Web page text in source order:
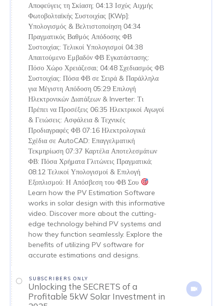
Αποφεύγεις τη Σκίαση; 04:13 Ισχύς Αιχμής
Φωτοβολταϊκής Συστοιχίας [KWp]:
Υπολογισμός & Βελτιστοποίηση 04:34
Πραγματικός Βαθμός Απόδοσης ΦΒ
Συστοιχίας: Τελικοί Υπολογισμοί 04:38
Απαιτούμενο Εμβαδόν ΦΒ Εγκατάστασης:
Πόσο Χώρο Χρειάζεσαι; 04:48 Σχεδιασμός ΦΒ
Συστοιχίας: Πόσα ΦΒ σε Σειρά & Παράλληλα
για Μέγιστη Απόδοση 05:29 Επιλογή
Ηλεκτρονικών Διατάξεων & Inverter: Τι
Πρέπει να Προσέξεις 06:35 Ηλεκτρικοί Αγωγοί
& Γειώσεις: Ασφάλεια & Τεχνικές
Προδιαγραφές ΦΒ 07:16 Ηλεκτρολογικά
Σχέδια σε AutoCAD: Επαγγελματική
Τεκμηρίωση 07:37 Καρτέλα Αποτελεσμάτων
ΦΒ: Πόσα Χρήματα Γλιτώνεις Πραγματικά;
08:12 Τελικοί Υπολογισμοί & Επιλογή
Εξοπλισμού: Η Απόσβεση του ΦΒ Σου
Learn how the PV Estimation Software
works in solar design with this informative
video. Discover more about the cutting-
edge technology behind PV systems and
how they function seamlessly. Explore the
benefits of utilizing PV software for
accurate estimations and designs.
SUBSCRIBERS ONLY
Unlocking the SECRETS of a
Profitable 5kW Solar Investment in